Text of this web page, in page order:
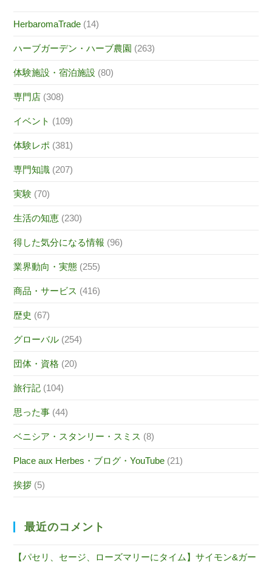
HerbaromaTrade (14)
ハーブガーデン・ハーブ農園 (263)
体験施設・宿泊施設 (80)
専門店 (308)
イベント (109)
体験レポ (381)
専門知識 (207)
実験 (70)
生活の知恵 (230)
得した気分になる情報 (96)
業界動向・実態 (255)
商品・サービス (416)
歴史 (67)
グローバル (254)
団体・資格 (20)
旅行記 (104)
思った事 (44)
ベニシア・スタンリー・スミス (8)
Place aux Herbes・ブログ・YouTube (21)
挨拶 (5)
最近のコメント
【パセリ、セージ、ローズマリーにタイム】サイモン&ガー